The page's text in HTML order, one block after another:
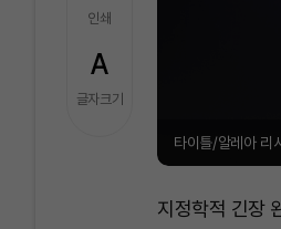
인쇄
글자크기
타이틀/알레아
지정학적 긴장